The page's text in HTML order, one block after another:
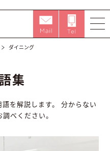
ダイニング
集
を解説します。
分からない
べください。